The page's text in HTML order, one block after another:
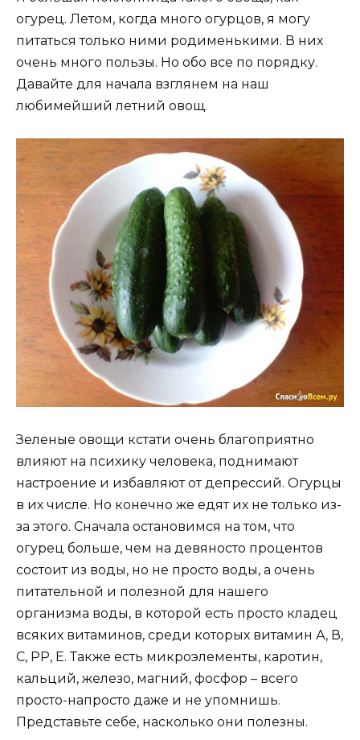
огурец. Летом, когда много огурцов, я могу
питаться только ними родименькими. В них
очень много пользы. Но обо все по порядку.
Давайте для начала взглянем на наш
любимейший летний овощ.
Зеленые овощи кстати очень благоприятно
влияют на психику человека, поднимают
настроение и избавляют от депрессий. Огурцы
в их числе. Но конечно же едят их не только из-
за этого. Сначала остановимся на том, что
огурец больше, чем на девяносто процентов
состоит из воды, но не просто воды, а очень
питательной и полезной для нашего
организма воды, в которой есть просто кладец
всяких витаминов, среди которых витамин А, В,
С, РР, Е. Также есть микроэлементы, каротин,
кальций, железо, магний, фосфор – всего
просто-напросто даже и не упомнишь.
Представьте себе, насколько они полезны.